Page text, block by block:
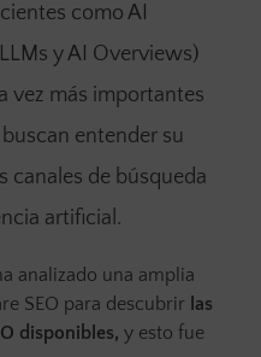
como AI
y AI Overviews)
vez más importantes
entender su
canales de búsqueda
artificial.
analizado una amplia
SEO para descubrir las
disponibles, y esto fue